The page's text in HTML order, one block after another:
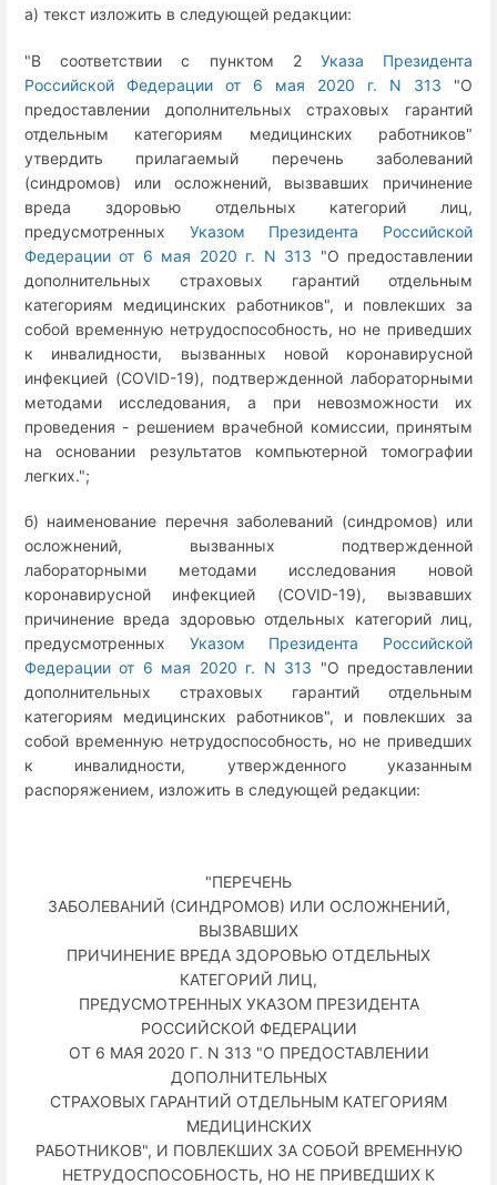
а) текст изложить в следующей редакции:
"В соответствии с пунктом 2 Указа Президента
Российской Федерации от 6 мая 2020 г. N 313 "О
предоставлении дополнительных страховых гарантий
отдельным категориям медицинских работников"
утвердить прилагаемый перечень заболеваний
(синдромов) или осложнений, вызвавших причинение
вреда здоровью отдельных категорий лиц,
предусмотренных Указом Президента Российской
Федерации от 6 мая 2020 г. N 313 "О предоставлении
дополнительных страховых гарантий отдельным
категориям медицинских работников", и повлекших за
собой временную нетрудоспособность, но не приведших
к инвалидности, вызванных новой коронавирусной
инфекцией (COVID-19), подтвержденной лабораторными
методами исследования, а при невозможности их
проведения - решением врачебной комиссии, принятым
на основании результатов компьютерной томографии
легких.";
б) наименование перечня заболеваний (синдромов) или
осложнений, вызванных подтвержденной
лабораторными методами исследования новой
коронавирусной инфекцией (COVID-19), вызвавших
причинение вреда здоровью отдельных категорий лиц,
предусмотренных Указом Президента Российской
Федерации от 6 мая 2020 г. N 313 "О предоставлении
дополнительных страховых гарантий отдельным
категориям медицинских работников", и повлекших за
собой временную нетрудоспособность, но не приведших
к инвалидности, утвержденного указанным
распоряжением, изложить в следующей редакции:
"ПЕРЕЧЕНЬ
ЗАБОЛЕВАНИЙ (СИНДРОМОВ) ИЛИ ОСЛОЖНЕНИЙ,
ВЫЗВАВШИХ
ПРИЧИНЕНИЕ ВРЕДА ЗДОРОВЬЮ ОТДЕЛЬНЫХ
КАТЕГОРИЙ ЛИЦ,
ПРЕДУСМОТРЕННЫХ УКАЗОМ ПРЕЗИДЕНТА
РОССИЙСКОЙ ФЕДЕРАЦИИ
ОТ 6 МАЯ 2020 Г. N 313 "О ПРЕДОСТАВЛЕНИИ
ДОПОЛНИТЕЛЬНЫХ
СТРАХОВЫХ ГАРАНТИЙ ОТДЕЛЬНЫМ КАТЕГОРИЯМ
МЕДИЦИНСКИХ
РАБОТНИКОВ", И ПОВЛЕКШИХ ЗА СОБОЙ ВРЕМЕННУЮ
НЕТРУДОСПОСОБНОСТЬ, НО НЕ ПРИВЕДШИХ К